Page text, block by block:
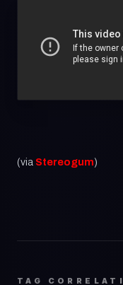
(via Stereogum)
TAG CORRELATI